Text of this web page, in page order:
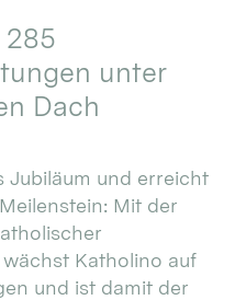
285
unter
Dach
Jubiläum und erreicht
Mit der
Katholino auf
und ist damit der